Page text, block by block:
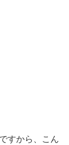
すから、こん